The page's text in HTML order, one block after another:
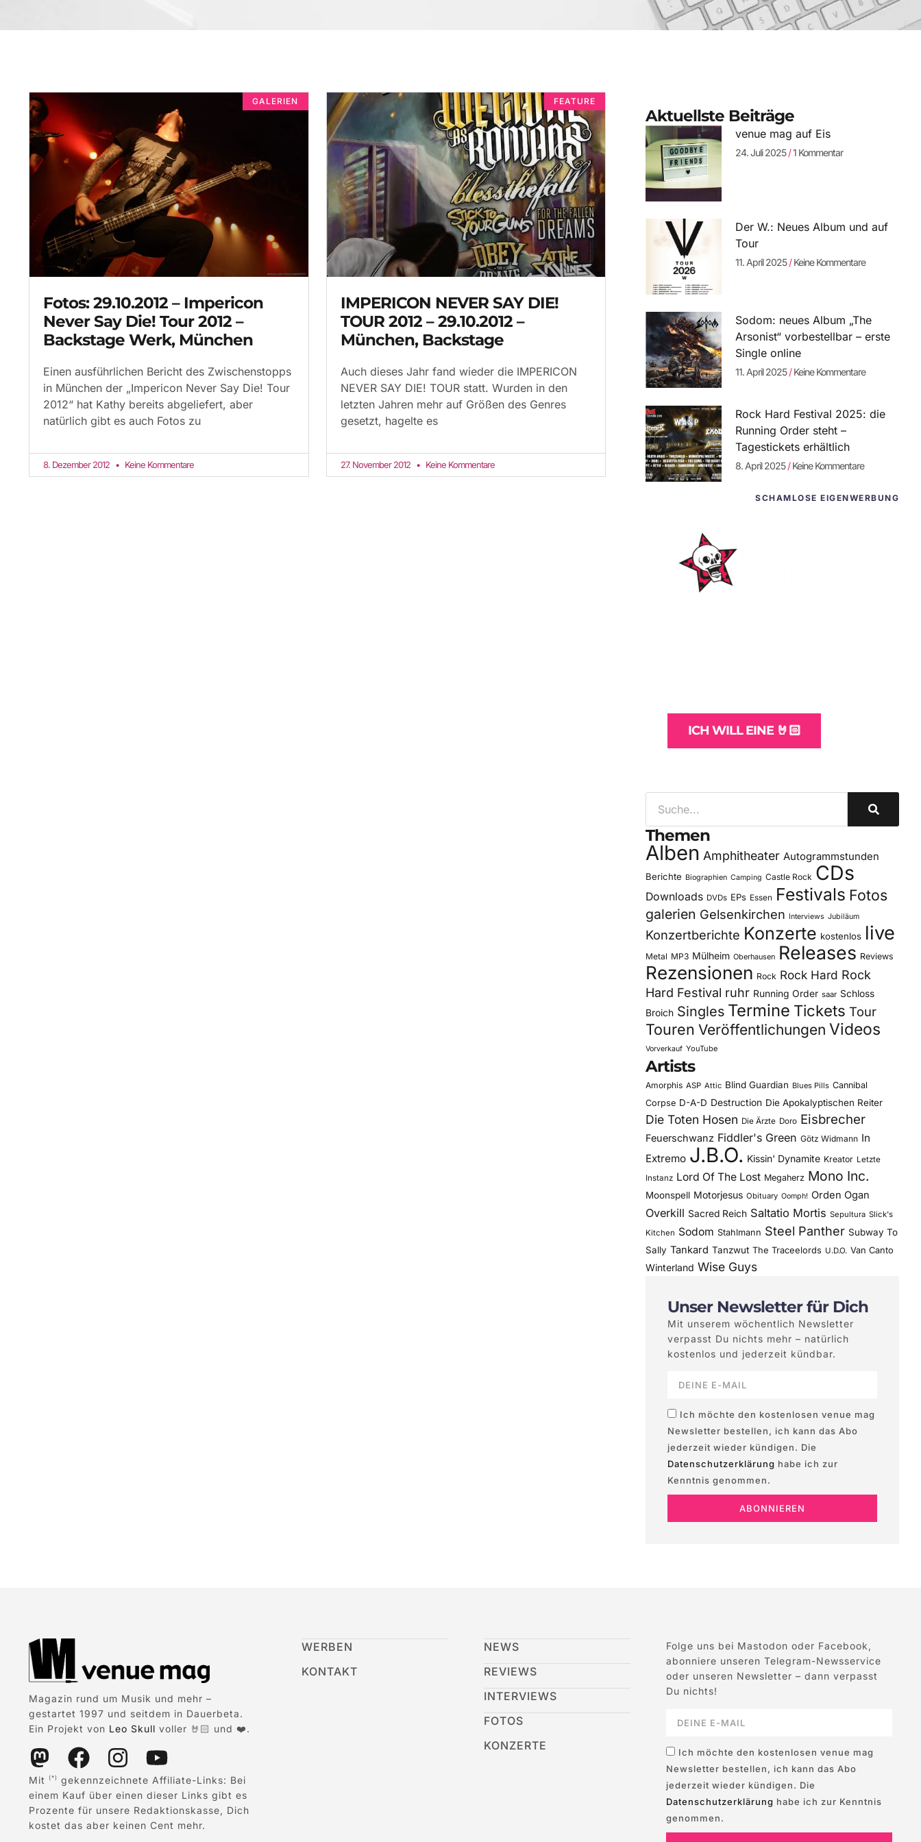
GALERIEN
Fotos: 29.10.2012 – Impericon
Never Say Die! Tour 2012 –
Backstage Werk, München
Einen ausführlichen Bericht des Zwischenstopps
in München der „Impericon Never Say Die! Tour
2012“ hat Kathy bereits abgeliefert, aber
natürlich gibt es auch Fotos zu
8. Dezember 2012 Keine Kommentare
FEATURE
IMPERICON NEVER SAY DIE!
TOUR 2012 – 29.10.2012 –
München, Backstage
Auch dieses Jahr fand wieder die IMPERICON
NEVER SAY DIE! TOUR statt. Wurden in den
letzten Jahren mehr auf Größen des Genres
gesetzt, hagelte es
27. November 2012 Keine Kommentare
Aktuellste Beiträge
venue mag auf Eis
24. Juli 2025 1 Kommentar
Der W.: Neues Album und auf
Tour
11. April 2025 Keine Kommentare
Sodom: neues Album „The
Arsonist“ vorbestellbar – erste
Single online
11. April 2025 Keine Kommentare
Rock Hard Festival 2025: die
Running Order steht –
Tagestickets erhältlich
8. April 2025 Keine Kommentare
SCHAMLOSE EIGENWERBUNG
ICH WILL EINE 🤘🏻
Themen
Alben Amphitheater Autogrammstunden
Berichte Biographien Camping Castle Rock CDs
Downloads DVDs EPs Essen Festivals Fotos
galerien Gelsenkirchen Interviews Jubiläum
Konzertberichte Konzerte kostenlos live
Metal MP3 Mülheim Oberhausen Releases Reviews
Rezensionen Rock Rock Hard Rock
Hard Festival ruhr Running Order saar Schloss
Broich Singles Termine Tickets Tour
Touren Veröffentlichungen Videos
Vorverkauf YouTube
Artists
Amorphis ASP Attic Blind Guardian Blues Pills Cannibal
Corpse D-A-D Destruction Die Apokalyptischen Reiter
Die Toten Hosen Die Ärzte Doro Eisbrecher
Feuerschwanz Fiddler's Green Götz Widmann In
Extremo J.B.O. Kissin' Dynamite Kreator Letzte
Instanz Lord Of The Lost Megaherz Mono Inc.
Moonspell Motorjesus Obituary Oomph! Orden Ogan
Overkill Sacred Reich Saltatio Mortis Sepultura Slick's
Kitchen Sodom Stahlmann Steel Panther Subway To
Sally Tankard Tanzwut The Traceelords U.D.O. Van Canto
Winterland Wise Guys
Unser Newsletter für Dich
Mit unserem wöchentlich Newsletter
verpasst Du nichts mehr – natürlich
kostenlos und jederzeit kündbar.
Ich möchte den kostenlosen venue mag
Newsletter bestellen, ich kann das Abo
jederzeit wieder kündigen. Die
Datenschutzerklärung habe ich zur
Kenntnis genommen.
ABONNIEREN
Magazin rund um Musik und mehr –
gestartet 1997 und seitdem in Dauerbeta.
Ein Projekt von Leo Skull voller 🤘🏻 und ❤️.
Mit (*)
gekennzeichnete Affiliate-Links: Bei
einem Kauf über einen dieser Links gibt es
Prozente für unsere Redaktionskasse, Dich
kostet das aber keinen Cent mehr.
WERBEN
KONTAKT
NEWS
REVIEWS
INTERVIEWS
FOTOS
KONZERTE
Folge uns bei Mastodon oder Facebook,
abonniere unseren Telegram-Newsservice
oder unseren Newsletter – dann verpasst
Du nichts!
Ich möchte den kostenlosen venue mag
Newsletter bestellen, ich kann das Abo
jederzeit wieder kündigen. Die
Datenschutzerklärung habe ich zur Kenntnis
genommen.